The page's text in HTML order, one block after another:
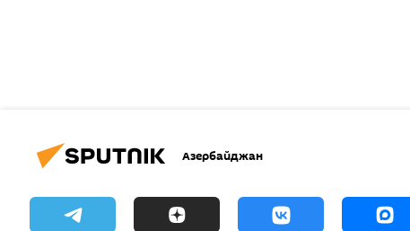
Азербайджан